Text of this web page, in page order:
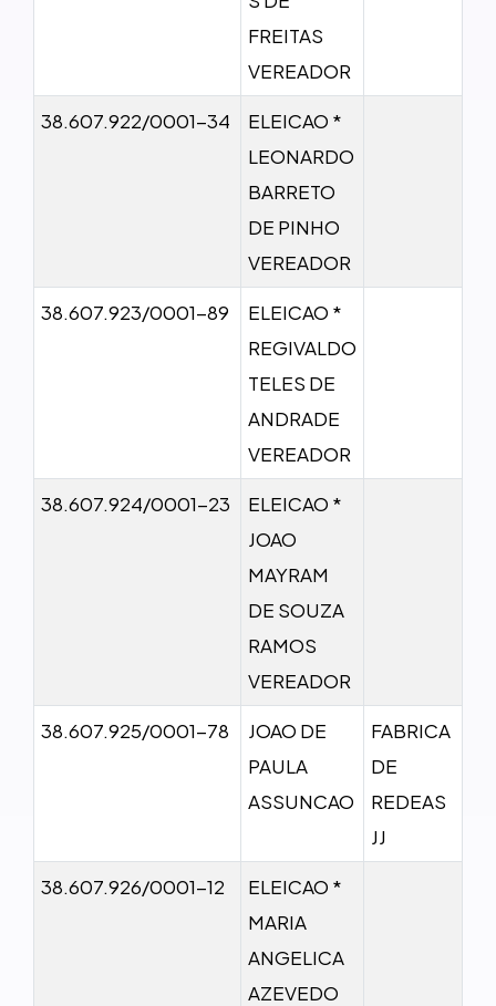
FREITAS
VEREADOR
38.607.922/0001-34
ELEICAO *
LEONARDO
BARRETO
DE PINHO
VEREADOR
38.607.923/0001-89
ELEICAO *
REGIVALDO
TELES DE
ANDRADE
VEREADOR
38.607.924/0001-23
ELEICAO *
JOAO
MAYRAM
DE SOUZA
RAMOS
VEREADOR
38.607.925/0001-78
JOAO DE
PAULA
ASSUNCAO
FABRICA
DE
REDEAS
JJ
38.607.926/0001-12
ELEICAO *
MARIA
ANGELICA
AZEVEDO